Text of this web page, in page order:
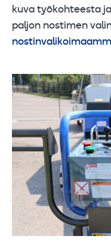
kuva työkohteesta
paljon nostimen